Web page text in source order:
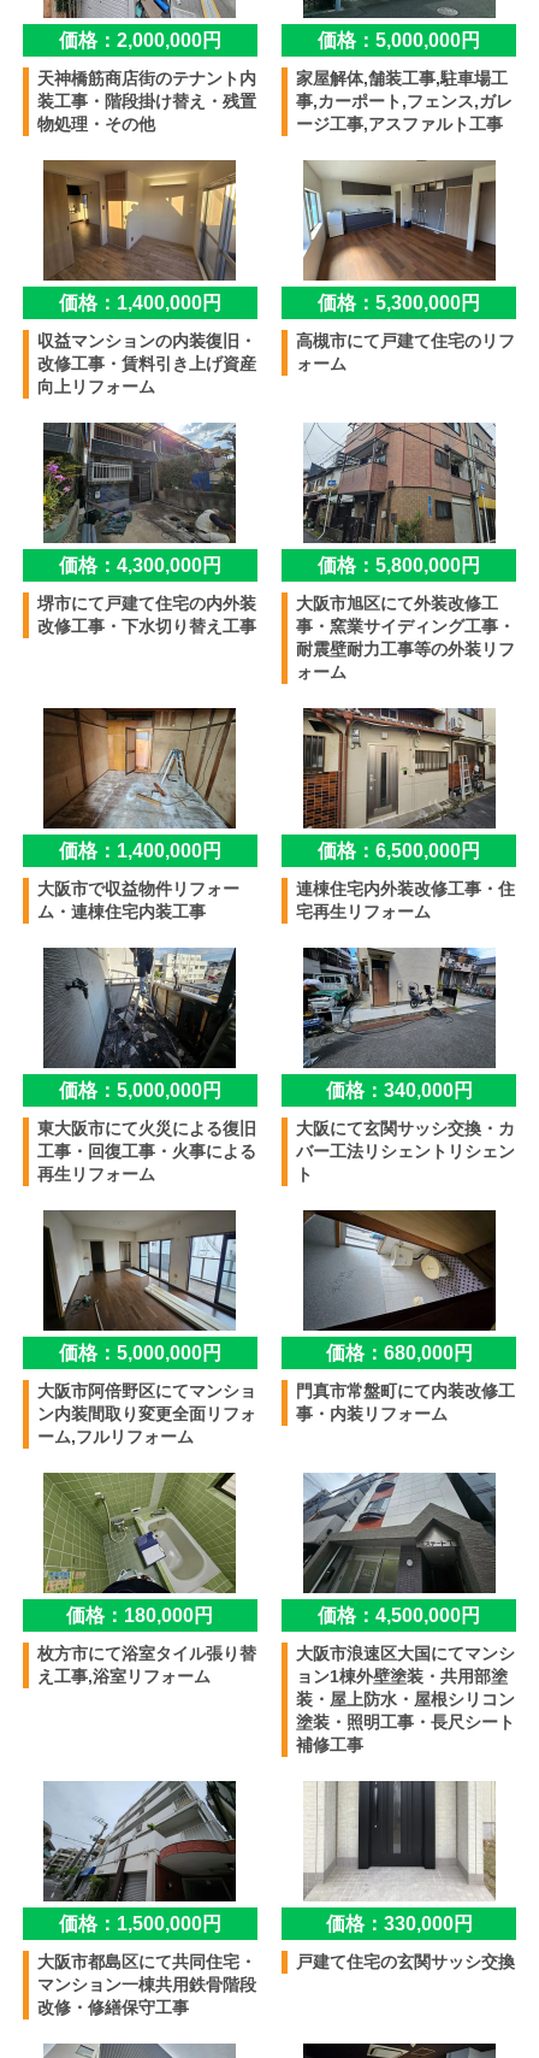
価格：2,000,000円
天神橋筋商店街のテナント内
装工事・階段掛け替え・残置
物処理・その他
価格：5,000,000円
家屋解体,舗装工事,駐車場工
事,カーポート,フェンス,ガレ
ージ工事,アスファルト工事
価格：1,400,000円
収益マンションの内装復旧・
改修工事・賃料引き上げ資産
向上リフォーム
価格：5,300,000円
高槻市にて戸建て住宅のリフ
ォーム
価格：4,300,000円
堺市にて戸建て住宅の内外装
改修工事・下水切り替え工事
価格：5,800,000円
大阪市旭区にて外装改修工
事・窯業サイディング工事・
耐震壁耐力工事等の外装リフ
ォーム
価格：1,400,000円
大阪市で収益物件リフォー
ム・連棟住宅内装工事
価格：6,500,000円
連棟住宅内外装改修工事・住
宅再生リフォーム
価格：5,000,000円
東大阪市にて火災による復旧
工事・回復工事・火事による
再生リフォーム
価格：340,000円
大阪にて玄関サッシ交換・カ
バー工法リシェントリシェン
ト
価格：5,000,000円
大阪市阿倍野区にてマンショ
ン内装間取り変更全面リフォ
ーム,フルリフォーム
価格：680,000円
門真市常盤町にて内装改修工
事・内装リフォーム
価格：180,000円
枚方市にて浴室タイル張り替
え工事,浴室リフォーム
価格：4,500,000円
大阪市浪速区大国にてマンシ
ョン1棟外壁塗装・共用部塗
装・屋上防水・屋根シリコン
塗装・照明工事・長尺シート
補修工事
価格：1,500,000円
大阪市都島区にて共同住宅・
マンション一棟共用鉄骨階段
改修・修繕保守工事
価格：330,000円
戸建て住宅の玄関サッシ交換